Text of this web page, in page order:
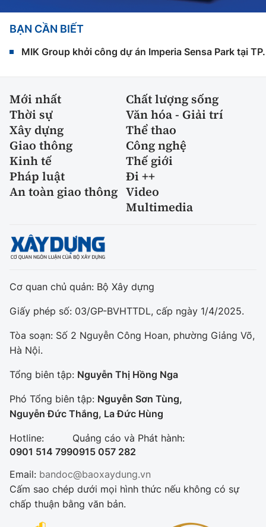
BẠN CẦN BIẾT
MIK Group khởi công dự án Imperia Sensa Park tại
Mới nhất
Chất lượng sống
Thời sự
Văn hóa - Giải trí
Xây dựng
Thể thao
Giao thông
Công nghệ
Kinh tế
Thế giới
Pháp luật
Đi ++
An toàn giao thông Video
Multimedia
Cơ quan chủ quản: Bộ Xây dựng
Giấy phép số: 03/GP-BVHTTDL, cấp ngày 1/4/2025.
Tòa soạn: Số 2 Nguyễn Công Hoan, phường Giảng Võ,
Hà Nội.
Tổng biên tập: Nguyễn Thị Hồng Nga
Phó Tổng biên tập: Nguyễn Sơn Tùng,
Nguyễn Đức Thắng, La Đức Hùng
Hotline:
0901 514 799
Quảng cáo và Phát hành:
0915 057 282
Email: bandoc@baoxaydung.vn
Cấm sao chép dưới mọi hình thức nếu không có sự
chấp thuận bằng văn bản.